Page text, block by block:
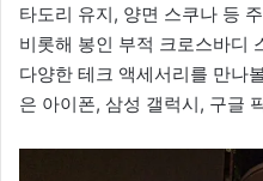
타도리 유지, 양면 스쿠나 등
비롯해 봉인 부적 크로스바디
다양한 테크 액세서리를 만나
은 아이폰, 삼성 갤럭시, 구글